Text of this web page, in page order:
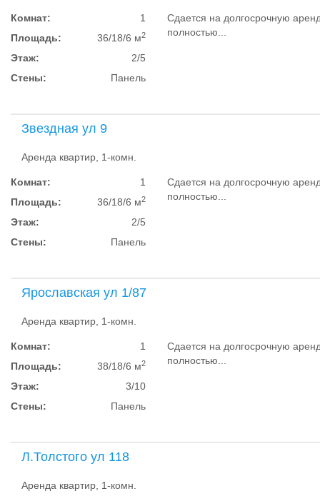
Комнат:
1
Площадь:
36/18/6 м2
Этаж:
2/5
Стены:
Панель
Сдается на долгосрочную
полностью...
Звездная ул 9
Аренда квартир, 1-комн.
Комнат:
1
Площадь:
36/18/6 м2
Этаж:
2/5
Стены:
Панель
Сдается на долгосрочную
полностью...
Ярославская ул 1/87
Аренда квартир, 1-комн.
Комнат:
1
Площадь:
38/18/6 м2
Этаж:
3/10
Стены:
Панель
Сдается на долгосрочную
полностью...
Л.Толстого ул 118
Аренда квартир, 1-комн.